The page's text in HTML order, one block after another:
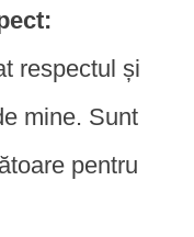
respectul și
mine. Sunt
pentru